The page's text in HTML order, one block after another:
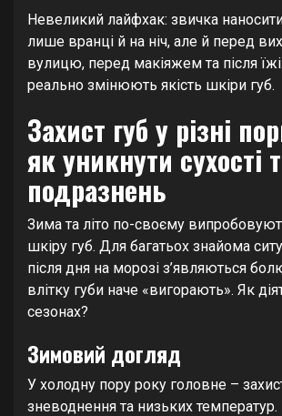
Невеликий лайфхак: звичка
лише вранці й на ніч, але й перед
вулицю, перед макіяжем та після їжі.
реально змінюють якість шкіри губ.
Захист губ у різні
як уникнути сухості
подразнень
Зима та літо по-своєму
шкіру губ. Для багатьох знайома
після дня на морозі з’являються
влітку губи наче «вигорають». Як
сезонах?
Зимовий догляд
У холодну пору року головне –
зневоднення та низьких температур.